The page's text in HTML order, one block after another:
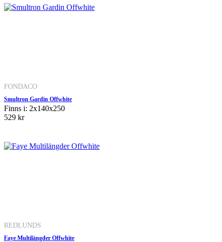
FONDACO
Smultron Gardin Offwhite
Finns i: 2x140x250
529 kr
REDLUNDS
Faye Multilängder Offwhite